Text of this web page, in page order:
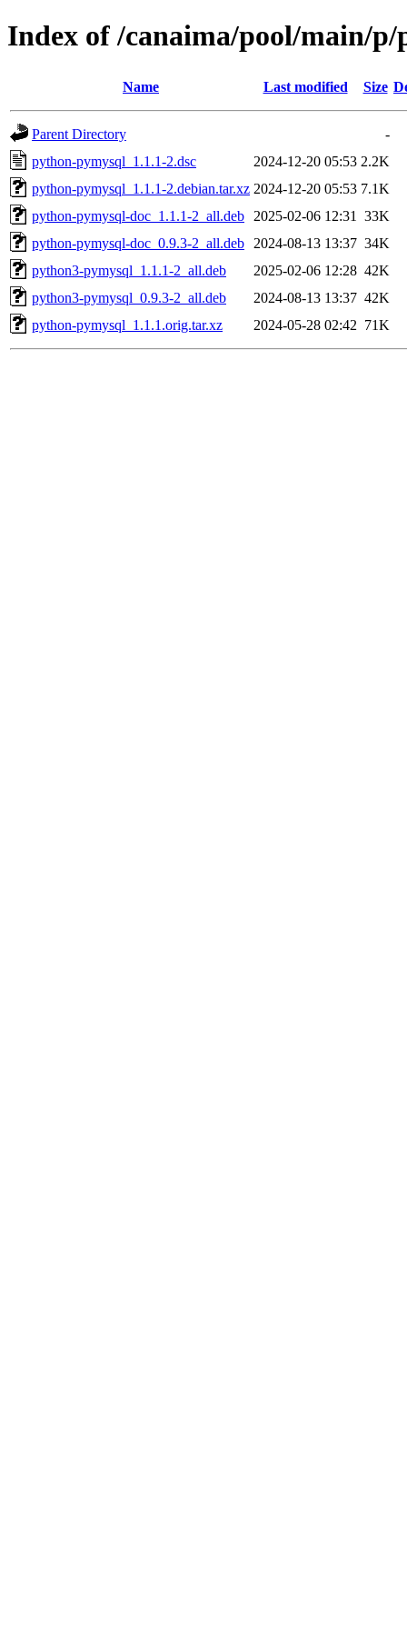
Index of /canaima/pool/main/
Name Last modified Size
Parent Directory
-
python-pymysql_1.1.1-2.dsc
2024-12-20 05:53 2.2K
python-pymysql_1.1.1-2.debian.tar.xz 2024-12-20 05:53 7.1K
python-pymysql-doc_1.1.1-2_all.deb
2025-02-06 12:31
33K
python-pymysql-doc_0.9.3-2_all.deb
2024-08-13 13:37 34K
python3-pymysql_1.1.1-2_all.deb
2025-02-06 12:28 42K
python3-pymysql_0.9.3-2_all.deb
2024-08-13 13:37 42K
python-pymysql_1.1.1.orig.tar.xz
2024-05-28 02:42 71K